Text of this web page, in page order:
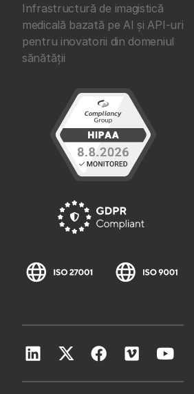
Infrastructură de imagistică
medicală bazată pe AI și API-uri
pentru inovatorii din domeniul
sănătății